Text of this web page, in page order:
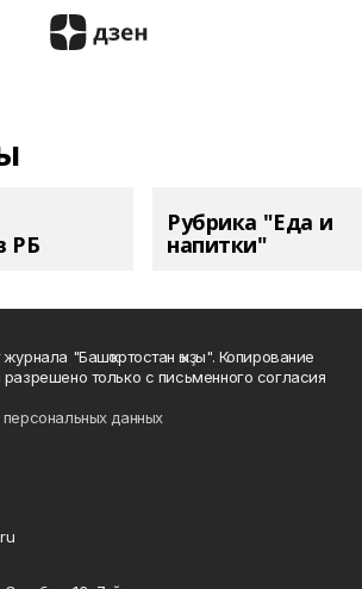
РБ
Рубрика "Еда и
напитки"
"Башҡортостан ҡыҙы". Копирование
только с письменного согласия
данных